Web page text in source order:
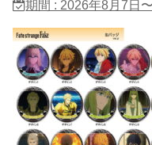
期間 : 2026年8月7日〜